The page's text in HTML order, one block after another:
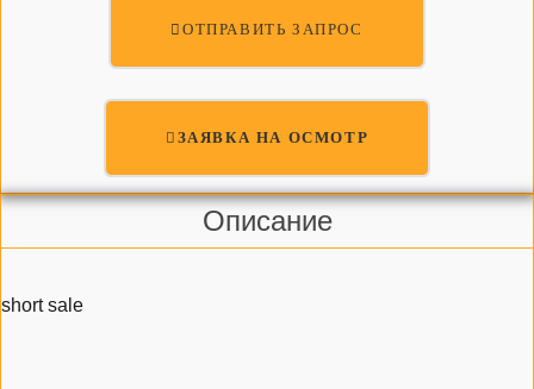
ОТПРАВИТЬ ЗАПРОС
ЗАЯВКА НА ОСМОТР
Описание
short sale